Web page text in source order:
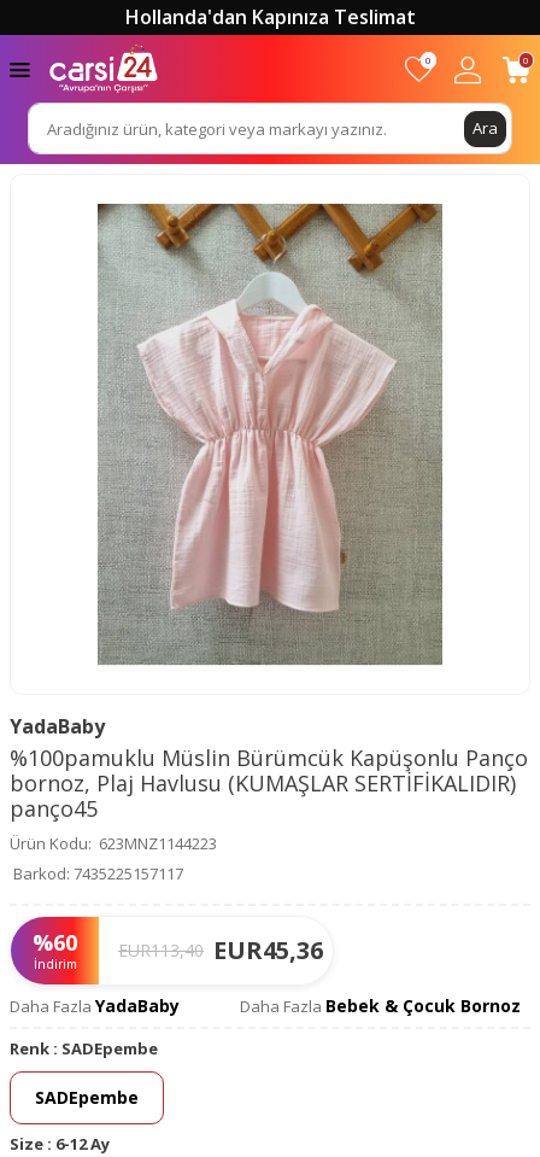
Hollanda'dan Kapınıza Teslimat
Ara
0 0
YadaBaby
%100pamuklu Müslin Bürümcük Kapüşonlu Panço
bornoz, Plaj Havlusu (KUMAŞLAR SERTİFİKALIDIR)
panço45
Ürün Kodu: 623MNZ1144223
Barkod: 7435225157117
%60
İndirim
EUR113,40 EUR45,36
Daha Fazla YadaBaby Daha Fazla Bebek & Çocuk Bornoz
Renk : SADEpembe
SADEpembe
Size : 6-12 Ay